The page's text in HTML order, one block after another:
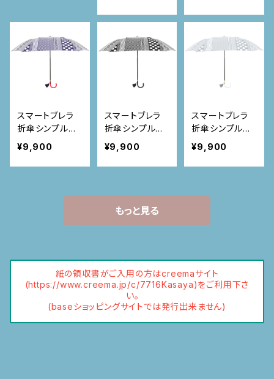
スマートブレラ
折傘シンプル
ネイビードットス
トライプ
¥9,900
スマートブレラ
折傘シンプル
ブラックドットス
トライプ
¥9,900
スマートブレラ
折傘シンプル
シルバードットス
トライプ
¥9,900
もっと見る
紙の領収書がご入用の方はcreemaサイト
(https://www.creema.jp/c/7716Kasaya)をご利用下さ
い。
(baseショッピングサイトでは発行出来ません)